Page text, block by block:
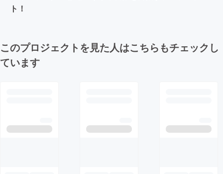
ト！
このプロジェクトを見た人はこちらもチェックし
ています